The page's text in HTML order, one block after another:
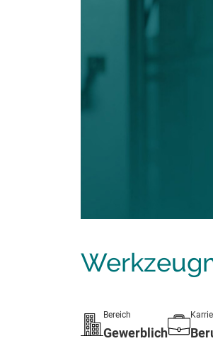
Bereich
Gewerblich